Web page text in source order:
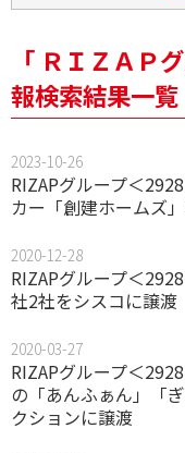
「 ＲＩＺＡＰ
報検索結果一覧
2023-10-26
RIZAPグループ＜
カー「創建ホームズ
2020-12-28
RIZAPグループ＜
社2社をシスコに譲渡
2020-03-27
RIZAPグループ＜
の「あんふぁん」「
クションに譲渡